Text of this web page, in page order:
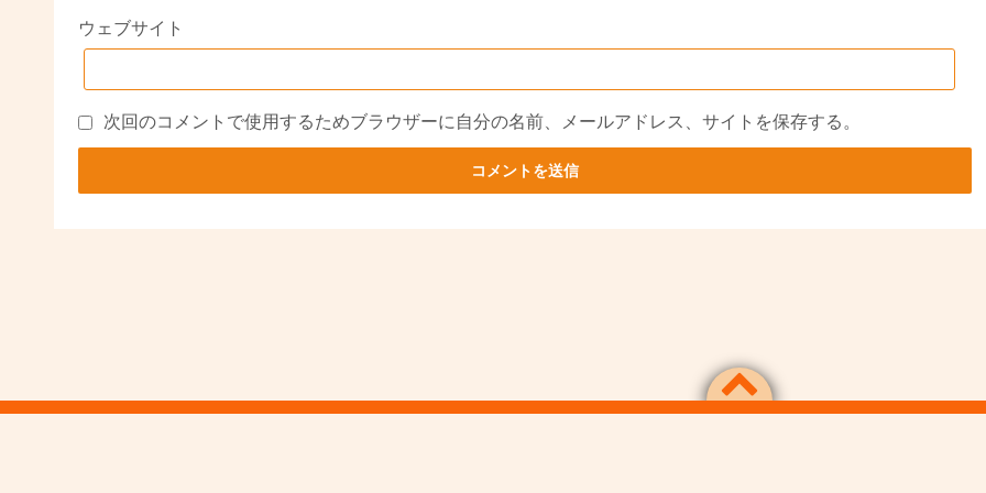
ウェブサイト
次回のコメントで使用するためブラウザーに自分の名前、メールアドレス、サイトを保存する。